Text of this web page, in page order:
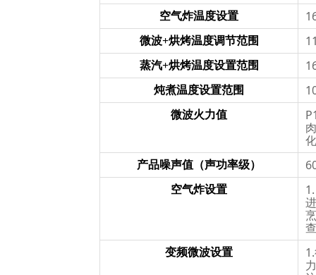
空气炸温度设置
微波+烘烤温度调节范围
蒸汽+烘烤温度设置范围
炖煮温度设置范围
微波火力值
产品噪声值（声功率级）
空气炸设置
变频微波设置